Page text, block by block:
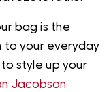
bag is the
to your everyday
style up your
Jacobson